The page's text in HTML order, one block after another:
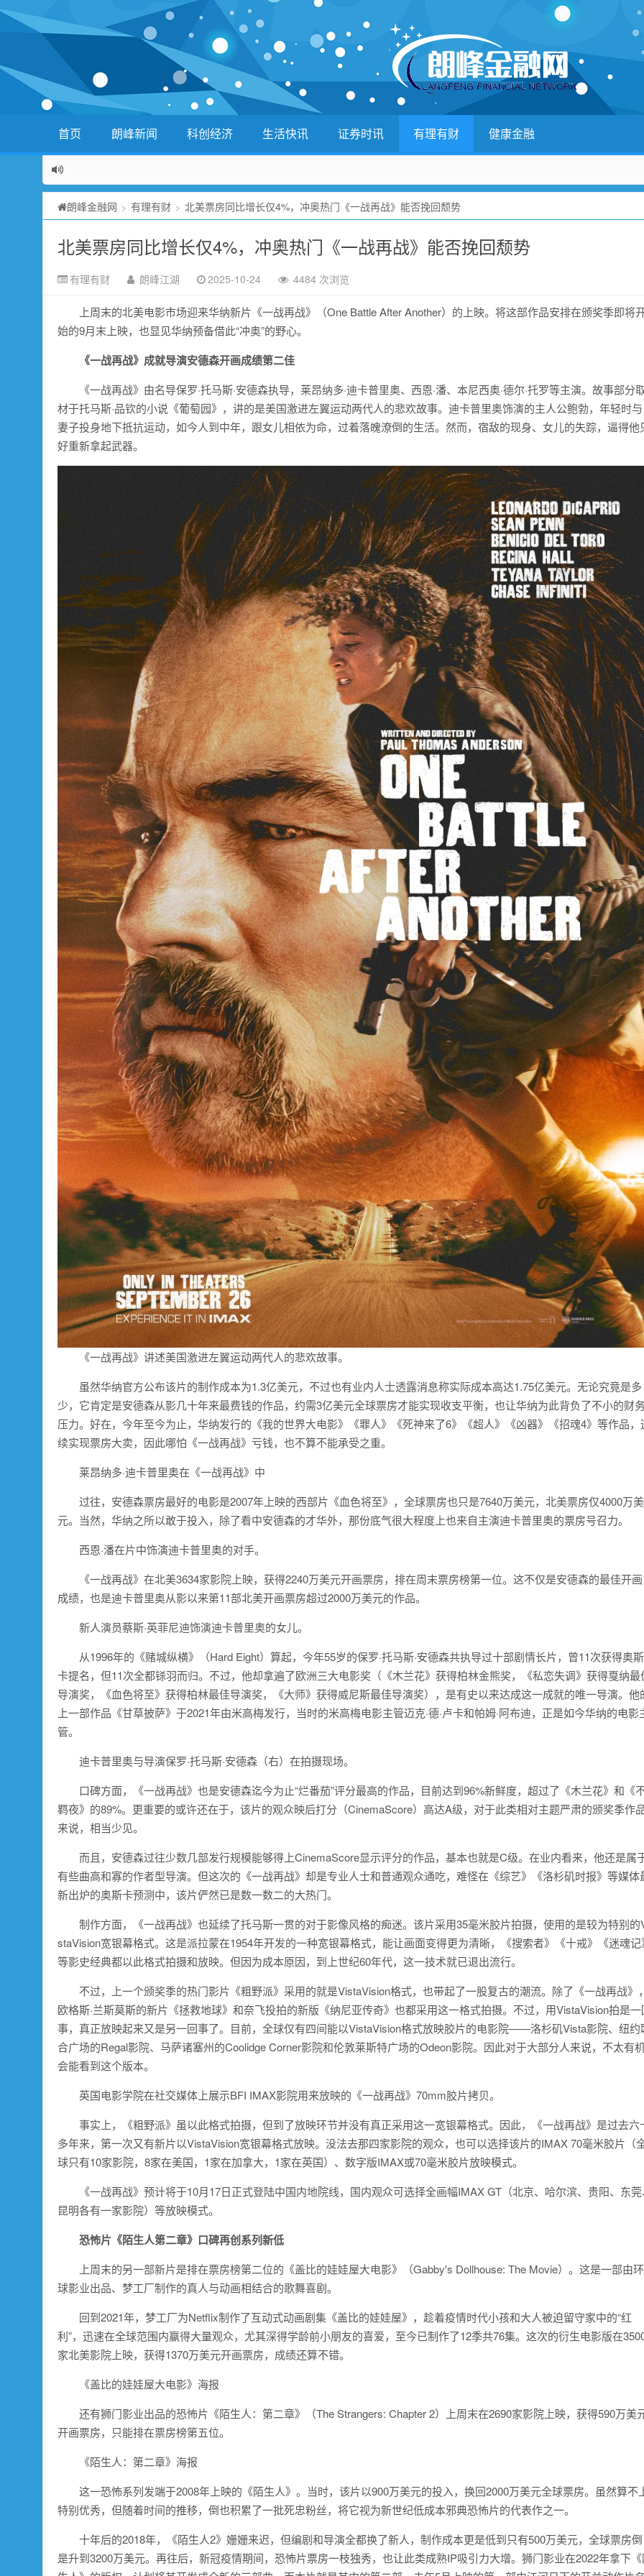
首页 朗峰新闻 科创经济 生活快讯 证券时讯 有理有财 健康金融
朗峰金融网 > 有理有财 > 北美票房同比增长仅4%，冲奥热门《一战再战》能否挽回颓势
北美票房同比增长仅4%，冲奥热门《一战再战》能否挽回颓势
有理有财 朗峰江湖 2025-10-24 4484 次浏览
上周末的北美电影市场迎来华纳新片《一战再战》（One Battle After Another）的上映。将这部作品安排在颁奖季即将
始的9月末上映，也显见华纳预备借此“冲奥”的野心。
《一战再战》成就导演安德森开画成绩第二佳
《一战再战》由名导保罗·托马斯·安德森执导，莱昂纳多·迪卡普里奥、西恩·潘、本尼西奥·德尔·托罗等主演。故事部分
材于托马斯·品钦的小说《葡萄园》，讲的是美国激进左翼运动两代人的悲欢故事。迪卡普里奥饰演的主人公鲍勃，年轻时与
妻子投身地下抵抗运动，如今人到中年，跟女儿相依为命，过着落魄潦倒的生活。然而，宿敌的现身、女儿的失踪，逼得他
好重新拿起武器。
《一战再战》讲述美国激进左翼运动两代人的悲欢故事。
虽然华纳官方公布该片的制作成本为1.3亿美元，不过也有业内人士透露消息称实际成本高达1.75亿美元。无论究竟是多
少，它肯定是安德森从影几十年来最费钱的作品，约需3亿美元全球票房才能实现收支平衡，也让华纳为此背负了不小的财
压力。好在，今年至今为止，华纳发行的《我的世界大电影》《罪人》《死神来了6》《超人》《凶器》《招魂4》等作品，
续实现票房大卖，因此哪怕《一战再战》亏钱，也不算不能承受之重。
莱昂纳多·迪卡普里奥在《一战再战》中
过往，安德森票房最好的电影是2007年上映的西部片《血色将至》，全球票房也只是7640万美元，北美票房仅4000万美
元。当然，华纳之所以敢于投入，除了看中安德森的才华外，那份底气很大程度上也来自主演迪卡普里奥的票房号召力。
西恩·潘在片中饰演迪卡普里奥的对手。
《一战再战》在北美3634家影院上映，获得2240万美元开画票房，排在周末票房榜第一位。这不仅是安德森的最佳开画
成绩，也是迪卡普里奥从影以来第11部北美开画票房超过2000万美元的作品。
新人演员蔡斯·英菲尼迪饰演迪卡普里奥的女儿。
从1996年的《赌城纵横》（Hard Eight）算起，今年55岁的保罗·托马斯·安德森共执导过十部剧情长片，曾11次获得奥斯
卡提名，但11次全都铩羽而归。不过，他却拿遍了欧洲三大电影奖（《木兰花》获得柏林金熊奖，《私恋失调》获得戛纳最
导演奖，《血色将至》获得柏林最佳导演奖，《大师》获得威尼斯最佳导演奖），是有史以来达成这一成就的唯一导演。他
上一部作品《甘草披萨》于2021年由米高梅发行，当时的米高梅电影主管迈克·德·卢卡和帕姆·阿布迪，正是如今华纳的电影
管。
迪卡普里奥与导演保罗·托马斯·安德森（右）在拍摄现场。
口碑方面，《一战再战》也是安德森迄今为止“烂番茄”评分最高的作品，目前达到96%新鲜度，超过了《木兰花》和《
羁夜》的89%。更重要的或许还在于，该片的观众映后打分（CinemaScore）高达A级，对于此类相对主题严肃的颁奖季作
来说，相当少见。
而且，安德森过往少数几部发行规模能够得上CinemaScore显示评分的作品，基本也就是C级。在业内看来，他还是属
有些曲高和寡的作者型导演。但这次的《一战再战》却是专业人士和普通观众通吃，难怪在《综艺》《洛杉矶时报》等媒体
新出炉的奥斯卡预测中，该片俨然已是数一数二的大热门。
制作方面，《一战再战》也延续了托马斯一贯的对于影像风格的痴迷。该片采用35毫米胶片拍摄，使用的是较为特别的
staVision宽银幕格式。这是派拉蒙在1954年开发的一种宽银幕格式，能让画面变得更为清晰，《搜索者》《十戒》《迷魂记
等影史经典都以此格式拍摄和放映。但因为成本原因，到上世纪60年代，这一技术就已退出流行。
不过，上一个颁奖季的热门影片《粗野派》采用的就是VistaVision格式，也带起了一股复古的潮流。除了《一战再战》
欧格斯·兰斯莫斯的新片《拯救地球》和奈飞投拍的新版《纳尼亚传奇》也都采用这一格式拍摄。不过，用VistaVision拍是一
事，真正放映起来又是另一回事了。目前，全球仅有四间能以VistaVision格式放映胶片的电影院——洛杉矶Vista影院、纽约
合广场的Regal影院、马萨诸塞州的Coolidge Corner影院和伦敦莱斯特广场的Odeon影院。因此对于大部分人来说，不太有
会能看到这个版本。
英国电影学院在社交媒体上展示BFI IMAX影院用来放映的《一战再战》70mm胶片拷贝。
事实上，《粗野派》虽以此格式拍摄，但到了放映环节并没有真正采用这一宽银幕格式。因此，《一战再战》是过去六
多年来，第一次又有新片以VistaVision宽银幕格式放映。没法去那四家影院的观众，也可以选择该片的IMAX 70毫米胶片（
球只有10家影院，8家在美国，1家在加拿大，1家在英国）、数字版IMAX或70毫米胶片放映模式。
《一战再战》预计将于10月17日正式登陆中国内地院线，国内观众可选择全画幅IMAX GT（北京、哈尔滨、贵阳、东
昆明各有一家影院）等放映模式。
恐怖片《陌生人第二章》口碑再创系列新低
上周末的另一部新片是排在票房榜第二位的《盖比的娃娃屋大电影》（Gabby's Dollhouse: The Movie）。这是一部由环
球影业出品、梦工厂制作的真人与动画相结合的歌舞喜剧。
回到2021年，梦工厂为Netflix制作了互动式动画剧集《盖比的娃娃屋》，趁着疫情时代小孩和大人被迫留守家中的“红
利”，迅速在全球范围内赢得大量观众，尤其深得学龄前小朋友的喜爱，至今已制作了12季共76集。这次的衍生电影版在
家北美影院上映，获得1370万美元开画票房，成绩还算不错。
《盖比的娃娃屋大电影》海报
还有狮门影业出品的恐怖片《陌生人：第二章》（The Strangers: Chapter 2）上周末在2690家影院上映，获得590万美
开画票房，只能排在票房榜第五位。
《陌生人：第二章》海报
这一恐怖系列发端于2008年上映的《陌生人》。当时，该片以900万美元的投入，换回2000万美元全球票房。虽然算不
特别优秀，但随着时间的推移，倒也积累了一批死忠粉丝，将它视为新世纪低成本邪典恐怖片的代表作之一。
十年后的2018年，《陌生人2》姗姗来迟，但编剧和导演全都换了新人，制作成本更是低到只有500万美元，全球票房倒
是升到3200万美元。再往后，新冠疫情期间，恐怖片票房一枝独秀，也让此类成熟IP吸引力大增。狮门影业在2022年拿下